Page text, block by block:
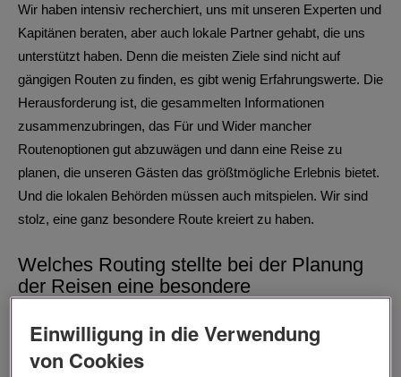
Wir haben intensiv recherchiert, uns mit unseren Experten und
Kapitänen beraten, aber auch lokale Partner gehabt, die uns
unterstützt haben. Denn die meisten Ziele sind nicht auf
gängigen Routen zu finden, es gibt wenig Erfahrungswerte. Die
Herausforderung ist, die gesammelten Informationen
zusammenzubringen, das Für und Wider mancher
Routenoptionen gut abzuwägen und dann eine Reise zu
planen, die unseren Gästen das größtmögliche Erlebnis bietet.
Und die lokalen Behörden müssen auch mitspielen. Wir sind
stolz, eine ganz besondere Route kreiert zu haben.
Welches Routing stellte bei der Planung
der Reisen eine besondere
Neben den beschriebenen Premierenrouten sicherlich die
Nordostpassage. An diese Route ist ein extrem aufwändiges
Einwilligung in die Verwendung
von Cookies